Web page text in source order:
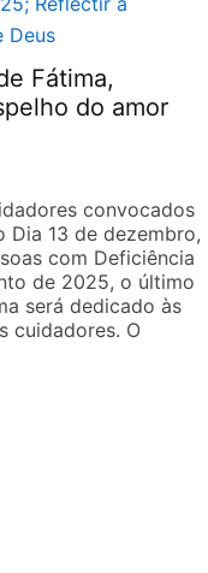
Fátima,
do amor
convocados
Dia 13 de dezembro,
com Deficiência
de 2025, o último
será dedicado às
cuidadores. O